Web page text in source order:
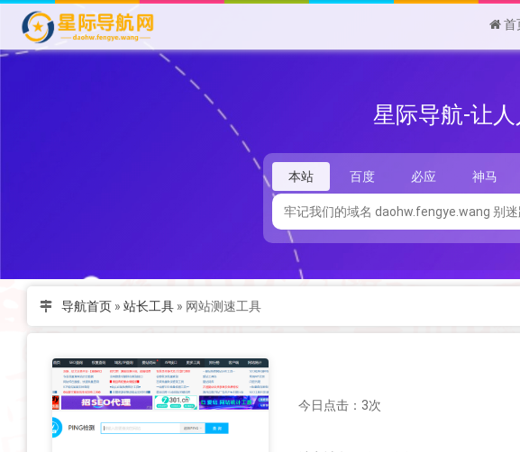
首
星际导航-让
本站 百度 必应 神马
导航首页 » 站长工具 » 网站测速工具
今日点击：3次